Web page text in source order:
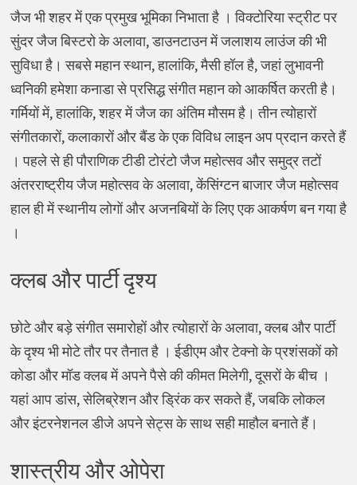
जैज भी शहर में एक प्रमुख भूमिका निभाता है । विक्टोरिया स्ट्रीट पर
सुंदर जैज बिस्टरो के अलावा, डाउनटाउन में जलाशय लाउंज की भी
सुविधा है। सबसे महान स्थान, हालांकि, मैसी हॉल है, जहां लुभावनी
ध्वनिकी हमेशा कनाडा से प्रसिद्ध संगीत महान को आकर्षित करती है।
गर्मियों में, हालांकि, शहर में जैज का अंतिम मौसम है। तीन त्योहारों
संगीतकारों, कलाकारों और बैंड के एक विविध लाइन अप प्रदान करते हैं
। पहले से ही पौराणिक टीडी टोरंटो जैज महोत्सव और समुद्र तटों
अंतरराष्ट्रीय जैज महोत्सव के अलावा, केंसिंग्टन बाजार जैज महोत्सव
हाल ही में स्थानीय लोगों और अजनबियों के लिए एक आकर्षण बन गया है
।
क्लब और पार्टी दृश्य
छोटे और बड़े संगीत समारोहों और त्योहारों के अलावा, क्लब और पार्टी
के दृश्य भी मोटे तौर पर तैनात है । ईडीएम और टेक्नो के प्रशंसकों को
कोडा और मॉड क्लब में अपने पैसे की कीमत मिलेगी, दूसरों के बीच ।
यहां आप डांस, सेलिब्रेशन और ड्रिंक कर सकते हैं, जबकि लोकल
और इंटरनेशनल डीजे अपने सेट्स के साथ सही माहौल बनाते हैं।
शास्त्रीय और ओपेरा